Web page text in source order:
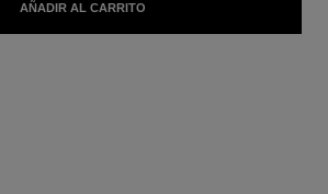
AÑADIR AL CARRITO